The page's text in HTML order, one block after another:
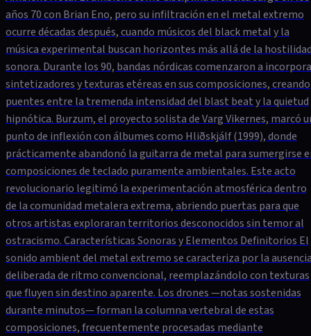
años 70 con Brian Eno, pero su infiltración en el metal extremo
ocurre décadas después, cuando músicos del black metal y la
música experimental buscan horizontes más allá de la
sonora. Durante los 90, bandas nórdicas comenzaron a
sintetizadores y texturas etéreas en sus composiciones, creando
puentes entre la tremenda intensidad del blast beat y la quietud
hipnótica. Burzum, el proyecto solista de Varg Vikernes, marcó
punto de inflexión con álbumes como Hliðskjálf (1999), donde
prácticamente abandonó la guitarra de metal para sumergirse
composiciones de teclado puramente ambientales. Este acto
revolucionario legitimó la experimentación atmosférica dentro
de la comunidad metalera extrema, abriendo puertas para que
otros artistas exploraran territorios desconocidos sin temor al
ostracismo. Características Sonoras y Elementos Definitorios El
sonido ambient del metal extremo se caracteriza por la
deliberada de ritmo convencional, reemplazándolo con texturas
que fluyen sin destino aparente. Los drones —notas sostenidas
durante minutos— forman la columna vertebral de estas
composiciones, frecuentemente procesadas mediante